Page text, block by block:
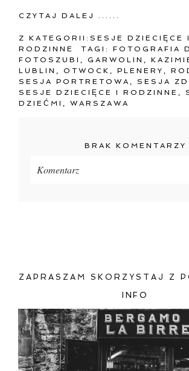
CZYTAJ DALEJ ......
Z KATEGORII: SESJE DZIECIĘCE I
RODZINNE
TAGI:FOTOGRAFIA
FOTOSZUBI
GARWOLIN ,
LUBLIN
,OTWOCK ,PLENERY ,
SESJA PORTRETOWA
SESJA
SESJE DZIECIĘCE I RODZINNE
DZIEĆMI
,WARSZAWA
BRAK KOMENTARZY
Komentarz
ZAMIEŚĆ KOMENTARZ
ZAPRASZAM SKORZYSTAJ Z
INFO